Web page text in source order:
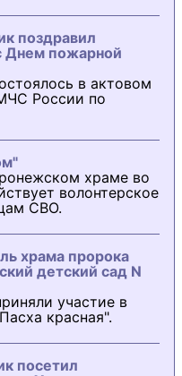
поздравил
Днем пожарной
в актовом
России по
храме во
волонтерское
СВО.
храма пророка
детский сад N
участие в
красная".
посетил